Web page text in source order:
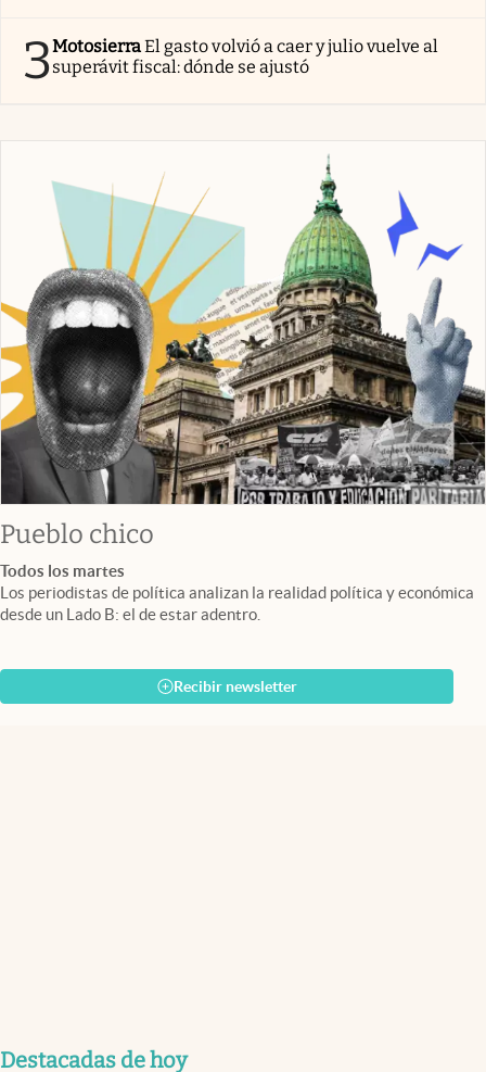
3MotosierraEl gasto volvió a caer y julio vuelve al
superávit fiscal: dónde se ajustó
Pueblo chico
Todos los martes
Los periodistas de política analizan la realidad política y económica
desde un Lado B: el de estar adentro.
Recibir newsletter
Destacadas de hoy